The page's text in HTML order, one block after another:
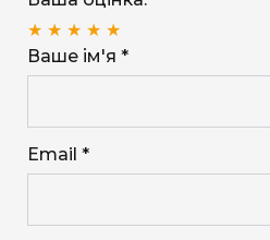
★ ★ ★ ★ ★
Ваше ім'я *
Email *